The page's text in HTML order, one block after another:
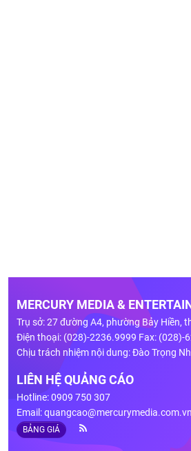
MERCURY MEDIA &
Trụ sở: 27 đường A4, phường Bảy Hiền,
Điện thoại: (028)-2236.9999 Fax: (028)-
Chịu trách nhiệm nội dung: Đào Trọng
LIÊN HỆ QUẢNG CÁO
Hotline: 0909 750 307
Email:quangcao@mercurymedia.com.vn
BẢNG GIÁ